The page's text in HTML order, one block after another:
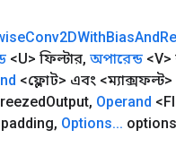
Conv2DWithBiasAnd
<U> ফিল্টার, অপারেন্ড <V>
<ফ্লোট> এবং
Output, Operand
, Options...